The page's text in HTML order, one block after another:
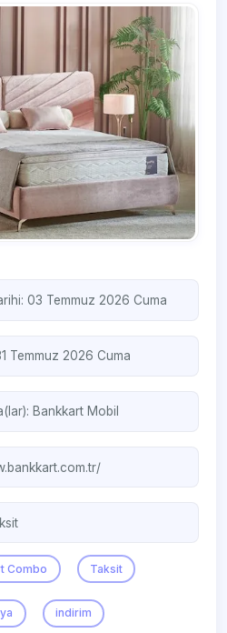
03 Temmuz 2026 Cuma
Temmuz 2026 Cuma
Bankkart Mobil
Combo Taksit
indirim